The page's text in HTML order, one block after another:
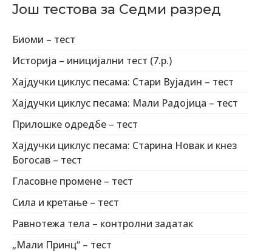
Још тестова за Седми разред
Биоми – тест
Историја – иницијални тест (7.р.)
Хајдучки циклус песама: Стари Вујадин – тест
Хајдучки циклус песама: Мали Радојица – тест
Прилошке одредбе – тест
Хајдучки циклус песама: Старина Новак и кнез
Богосав – тест
Гласовне промене – тест
Сила и кретање – тест
Равнотежа тела – контролни задатак
„Мали Принц“ – тест